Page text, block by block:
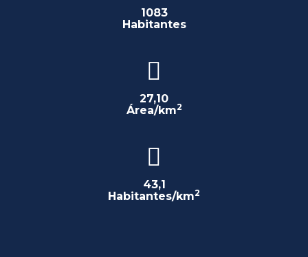
1083
Habitantes
27,10
Área/km2
43,1
Habitantes/km2